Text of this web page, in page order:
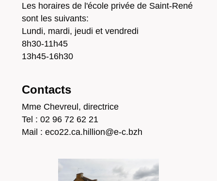
Les horaires de l'école privée de Saint-René
sont les suivants:
Lundi, mardi, jeudi et vendredi
8h30-11h45
13h45-16h30
Contacts
Mme Chevreul, directrice
Tel : 02 96 72 62 21
Mail : eco22.ca.hillion@e-c.bzh